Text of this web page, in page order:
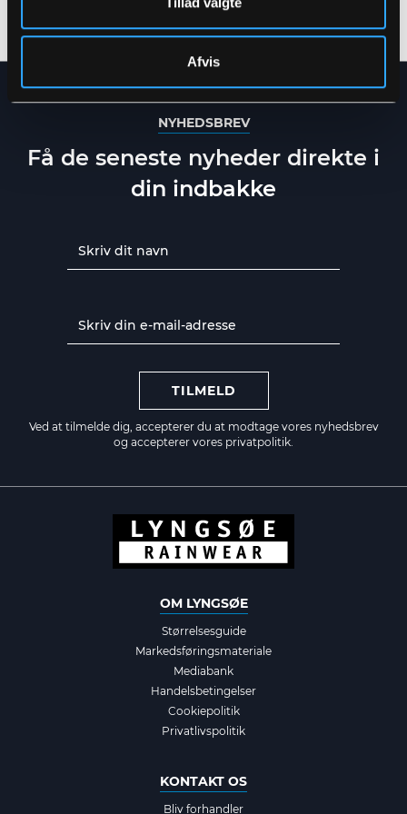
Afvis
XS - 6XL
NYHEDSBREV
Få de seneste nyheder direkte i
din indbakke
TILMELD
Ved at tilmelde dig, accepterer du at modtage vores nyhedsbrev
og accepterer vores privatpolitik.
OM LYNGSØE
Størrelsesguide
Markedsføringsmateriale
Mediabank
Handelsbetingelser
Cookiepolitik
Privatlivspolitik
KONTAKT OS
Bliv forhandler